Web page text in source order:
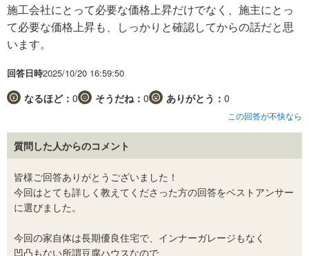
施工会社にとって必要な価格上昇だけでなく、施主にとっ
て必要な価格上昇も、しっかりと確認してからの話だと思
います。
回答日時2025/10/20 16:59:50
なるほど： 0 そうだね： 0 ありがとう： 0
この回答が不快なら
質問した人からのコメント
皆様ご回答ありがとうございました！
今回はとても詳しく教えてくださった方の回答をベストアンサー
に選びました。
今回の家自体は長期優良住宅で、インナーガレージもなく
凹凸もない所謂豆腐ハウスなので、